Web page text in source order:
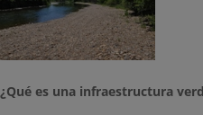
¿Qué es una infraestructura